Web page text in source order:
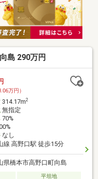
島 290万円
万円）
314.17m2
無指定
70%
なし
線 高野口駅 徒歩15分
県橋本市高野口町向島
平坦地